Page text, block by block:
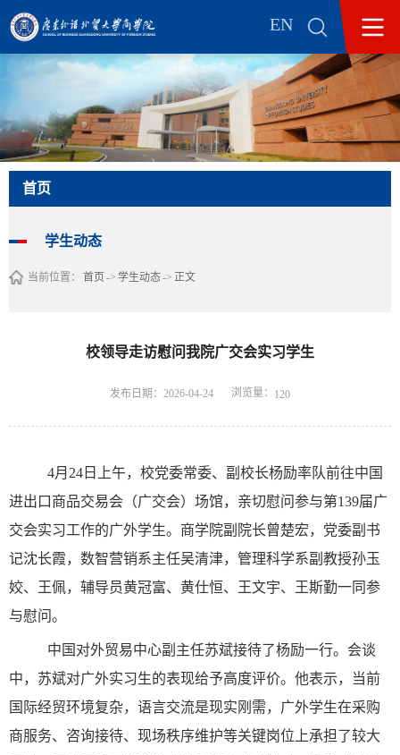
EN
首页
学生动态
当前位置： 首页 -> 学生动态-> 正文
校领导走访慰问我院广交会实习学生
发布日期：2026-04-24 浏览量： 120
4月24日上午， 校党委常委、副校长杨励率队前往中国
进出口商品交易会（广交会） 场馆，亲切慰问参与第139届广
交会实习工作的广外学生。商学院副院长曾楚宏， 党委副书
记沈长霞， 数智营销系主任吴清津，管理科学系副教授孙玉
姣、王佩， 辅导员黄冠富、黄仕恒、王文宇、王斯勤一同参
与慰问。
中国对外贸易中心副主任苏斌接待了杨励一行。会谈
中，苏斌对广外实习生的表现给予高度评价。他表示，当前
国际经贸环境复杂，语言交流是现实刚需，广外学生在采购
商服务、 咨询接待、 现场秩序维护等关键岗位上承担了较大